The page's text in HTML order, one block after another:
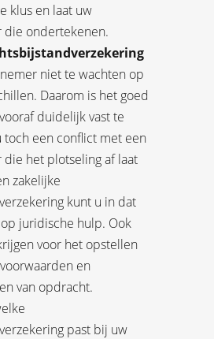
klus en laat uw
die ondertekenen.
niet te wachten op
Daarom is het goed
duidelijk vast te
toch een conflict met een
die het plotseling af laat
zakelijke
kunt u in dat
juridische hulp. Ook
voor het opstellen
en
van opdracht.
past bij uw